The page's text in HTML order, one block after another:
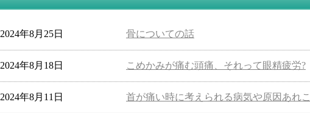
2024年8月25日 骨についての話
2024年8月18日 こめかみが痛む頭痛、それって眼精疲労?
2024年8月11日 首が痛い時に考えられる病気や原因あれ